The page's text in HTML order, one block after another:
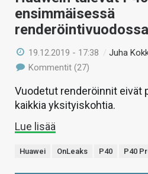
ensimmäisessä
renderöintivuodossa
19.12.2019 - 17:38 /Juha
Kommentit (27)
Vuodetut renderöinnit eivät
kaikkia yksityiskohtia.
Lue lisää
Huawei OnLeaks P40 P40